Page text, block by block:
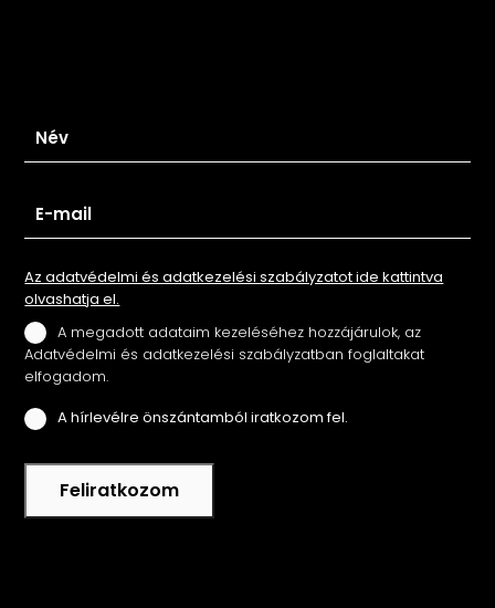
Az adatvédelmi és adatkezelési szabályzatot ide kattintva
olvashatja el.
A megadott adataim kezeléséhez hozzájárulok, az
Adatvédelmi és adatkezelési szabályzatban foglaltakat
elfogadom.
A hírlevélre önszántamból iratkozom fel.
Feliratkozom